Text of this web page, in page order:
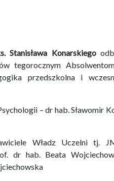
Konarskiego
tegorocznym
przedszkolna i
– dr hab. Sławomir
Władz Uczelni tj.
dr hab. Beata